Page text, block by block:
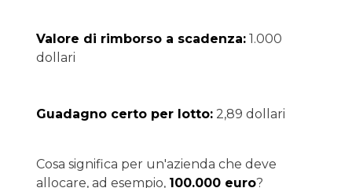
Valore di rimborso a scadenza: 1.000
dollari
Guadagno certo per lotto: 2,89 dollari
Cosa significa per un'azienda che deve
allocare, ad esempio, 100.000 euro?